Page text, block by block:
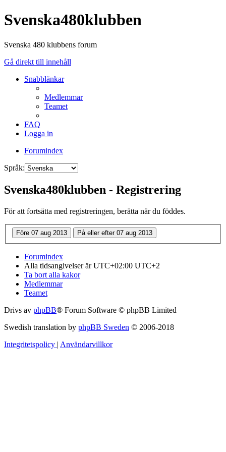
Svenska480klubben
Svenska 480 klubbens forum
Gå direkt till innehåll
Snabblänkar
Medlemmar
Teamet
FAQ
Logga in
Forumindex
Språk:
Svenska480klubben - Registrering
För att fortsätta med registreringen, berätta när du föddes.
Forumindex
Alla tidsangivelser är UTC+02:00 UTC+2
Ta bort alla kakor
Medlemmar
Teamet
Drivs av phpBB® Forum Software © phpBB Limited
Swedish translation by phpBB Sweden © 2006-2018
Integritetspolicy | Användarvillkor